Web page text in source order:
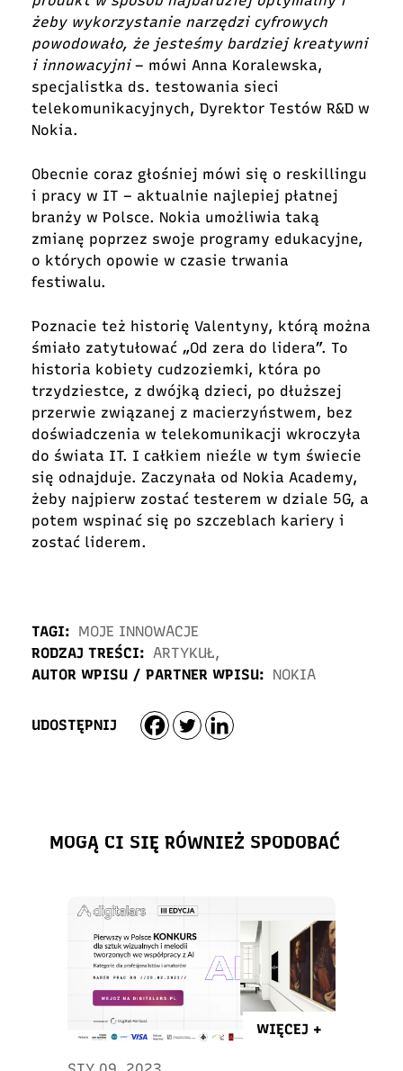
żeby wykorzystanie narzędzi cyfrowych
powodowało, że jesteśmy bardziej kreatywni
i innowacyjni – mówi Anna Koralewska,
specjalistka ds. testowania sieci
telekomunikacyjnych, Dyrektor Testów R&D w
Nokia.
Obecnie coraz głośniej mówi się o reskillingu
i pracy w IT – aktualnie najlepiej płatnej
branży w Polsce. Nokia umożliwia taką
zmianę poprzez swoje programy edukacyjne,
o których opowie w czasie trwania
festiwalu.
Poznacie też historię Valentyny, którą można
śmiało zatytułować „Od zera do lidera”. To
historia kobiety cudzoziemki, która po
trzydziestce, z dwójką dzieci, po dłuższej
przerwie związanej z macierzyństwem, bez
doświadczenia w telekomunikacji wkroczyła
do świata IT. I całkiem nieźle w tym świecie
się odnajduje. Zaczynała od Nokia Academy,
żeby najpierw zostać testerem w dziale 5G, a
potem wspinać się po szczeblach kariery i
zostać liderem.
TAGI: MOJE INNOWACJE
RODZAJ TREŚCI: ARTYKUŁ,
AUTOR WPISU / PARTNER WPISU: NOKIA
UDOSTĘPNIJ
MOGĄ CI SIĘ RÓWNIEŻ SPODOBAĆ
WIĘCEJ +